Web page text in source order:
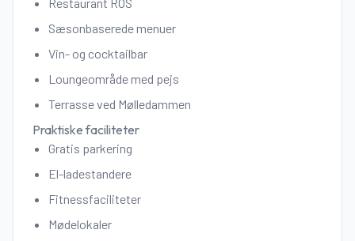
Sæsonbaserede menuer
Vin- og cocktailbar
Loungeområde med pejs
Terrasse ved Mølledammen
Praktiske faciliteter
Gratis parkering
El-ladestandere
Fitnessfaciliteter
Mødelokaler